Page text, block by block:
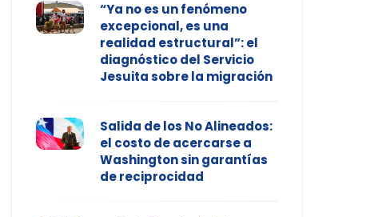
“Ya no es un fenómeno
excepcional, es una
realidad estructural”: el
diagnóstico del Servicio
Jesuita sobre la migración
Salida de los No Alineados:
el costo de acercarse a
Washington sin garantías
de reciprocidad